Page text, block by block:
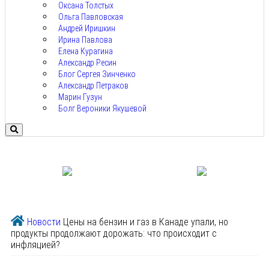
Оксана Толстых
Ольга Павловская
Андрей Иришкин
Ирина Павлова
Елена Курагина
Александр Ресин
Блог Сергея Зинченко
Александр Петраков
Марин Гузун
Болг Вероники Якушевой
Новости Цены на бензин и газ в Канаде упали, но
продукты продолжают дорожать: что происходит с
инфляцией?